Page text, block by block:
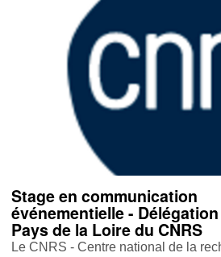
Stage en communication
événementielle -
Pays de la Loire du CNRS
Le CNRS - Centre national de la